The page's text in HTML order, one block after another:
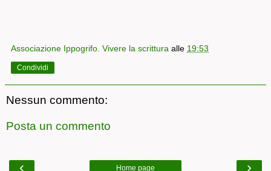
Associazione Ippogrifo. Vivere la scrittura alle 19:53
Condividi
Nessun commento:
Posta un commento
‹ ›
Home page